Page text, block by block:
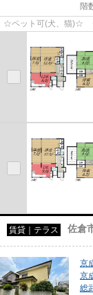
階
☆ペット可(犬、猫)☆
賃貸｜テラス 佐倉
京
京
総